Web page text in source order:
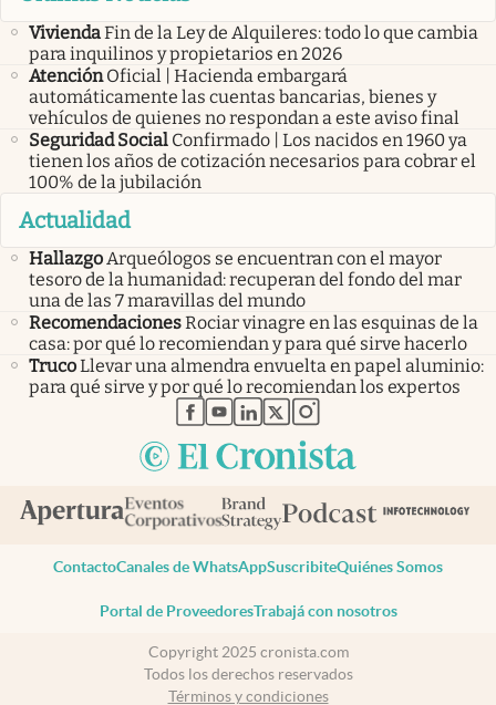
ViviendaFin de la Ley de Alquileres: todo lo que cambia
para inquilinos y propietarios en 2026
Atención Oficial | Hacienda embargará
automáticamente las cuentas bancarias, bienes y
vehículos de quienes no respondan a este aviso final
Seguridad Social Confirmado | Los nacidos en 1960 ya
tienen los años de cotización necesarios para cobrar el
100% de la jubilación
Actualidad
HallazgoArqueólogos se encuentran con el mayor
tesoro de la humanidad: recuperan del fondo del mar
una de las 7 maravillas del mundo
RecomendacionesRociar vinagre en las esquinas de la
casa: por qué lo recomiendan y para qué sirve hacerlo
TrucoLlevar una almendra envuelta en papel aluminio:
para qué sirve y por qué lo recomiendan los expertos
abre en nueva pestaña
abre en nueva pestaña
abre en nueva pestaña
abre en nueva pestaña
abre en nueva pestaña
ContactoCanales de WhatsAppSuscribiteQuiénes Somos
Portal de ProveedoresTrabajá con nosotros
Copyright 2025 cronista.com
Todos los derechos reservados
Términos y condiciones